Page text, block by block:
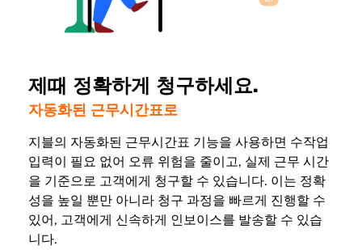
제때 정확하게 청구하세요.
자동화된 근무시간표로
지블의 자동화된 근무시간표 기능을 사용하면 수작업
입력이 필요 없어 오류 위험을 줄이고, 실제 근무 시간
을 기준으로 고객에게 청구할 수 있습니다. 이는 정확
성을 높일 뿐만 아니라 청구 과정을 빠르게 진행할 수
있어, 고객에게 신속하게 인보이스를 발송할 수 있습
니다.